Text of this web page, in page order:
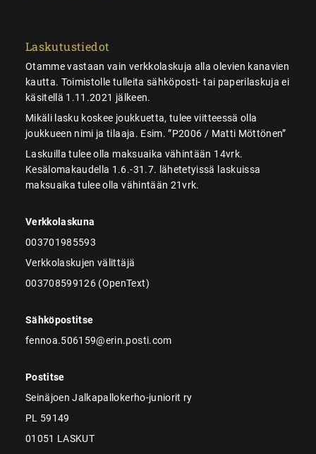
Laskutustiedot
Otamme vastaan vain verkkolaskuja alla olevien kanavien
kautta. Toimistolle tulleita sähköposti- tai paperilaskuja ei
käsitellä 1.11.2021 jälkeen.
Mikäli lasku koskee joukkuetta, tulee viitteessä olla
joukkueen nimi ja tilaaja. Esim. ”P2006 / Matti Möttönen”
Laskuilla tulee olla maksuaika vähintään 14vrk.
Kesälomakaudella 1.6.-31.7. lähetetyissä laskuissa
maksuaika tulee olla vähintään 21vrk.
Verkkolaskuna
003701985593
Verkkolaskujen välittäjä
003708599126 (OpenText)
Sähköpostitse
fennoa.506159@erin.posti.com
Postitse
Seinäjoen Jalkapallokerho-juniorit ry
PL 59149
01051 LASKUT